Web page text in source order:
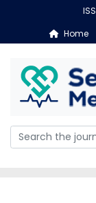
Home